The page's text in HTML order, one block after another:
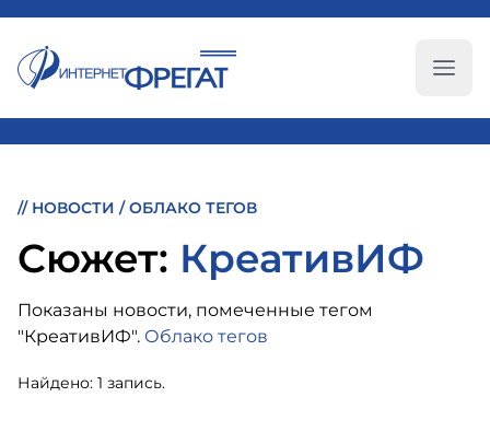
// НОВОСТИ /ОБЛАКО ТЕГОВ
Cюжет: КреативИФ
Показаны новости, помеченные тегом
"КреативИФ". Облако тегов
Найдено: 1 запись.